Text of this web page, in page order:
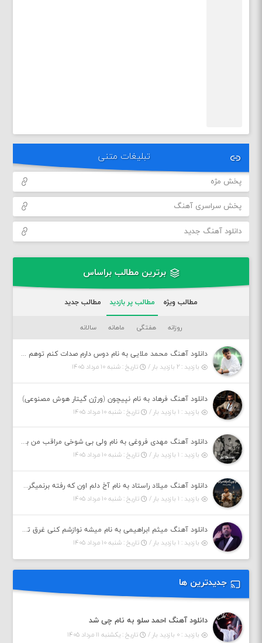
تبلیغات متنی
پخش مژه
پخش سراسری آهنگ
دانلود آهنگ جدید
برترین مطالب براساس
مطالب ویژه مطالب پر بازدید مطالب جدید
روزانه هفتگی ماهانه سالانه
دانلود آهنگ محمد ملایی به نام دوس دارم صدات کنم توهم بگی جونم نیمه پنهونم
بازدید : ۲ بازدید بار /
تاریخ : شنبه ۱۰ مرداد ۱۴۰۵
دانلود آهنگ فرهاد به نام نپیچون (ورژن گیتار هوش مصنوعی)
بازدید : ۱ بازدید بار /
تاریخ : شنبه ۱۰ مرداد ۱۴۰۵
دانلود آهنگ مهدی فروغی به نام ولی بی شوخی مراقب من باش
بازدید : ۱ بازدید بار /
تاریخ : شنبه ۱۰ مرداد ۱۴۰۵
دانلود آهنگ میلاد راستاد به نام آخ دلم اون که رفته برنمیگرده اون که رفته خیلی نامرده
بازدید : ۱ بازدید بار /
تاریخ : شنبه ۱۰ مرداد ۱۴۰۵
دانلود آهنگ میثم ابراهیمی به نام میشه نوازشم کنی غرق تو شم
بازدید : ۱ بازدید بار /
تاریخ : شنبه ۱۰ مرداد ۱۴۰۵
جدیدترین ها
دانلود آهنگ احمد سلو به نام چی شد
بازدید : ۰ بازدید بار / تاریخ : یکشنبه ۱۱ مرداد ۱۴۰۵